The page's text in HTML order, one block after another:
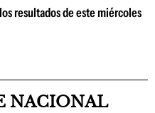
resultados de este miércoles
NACIONAL